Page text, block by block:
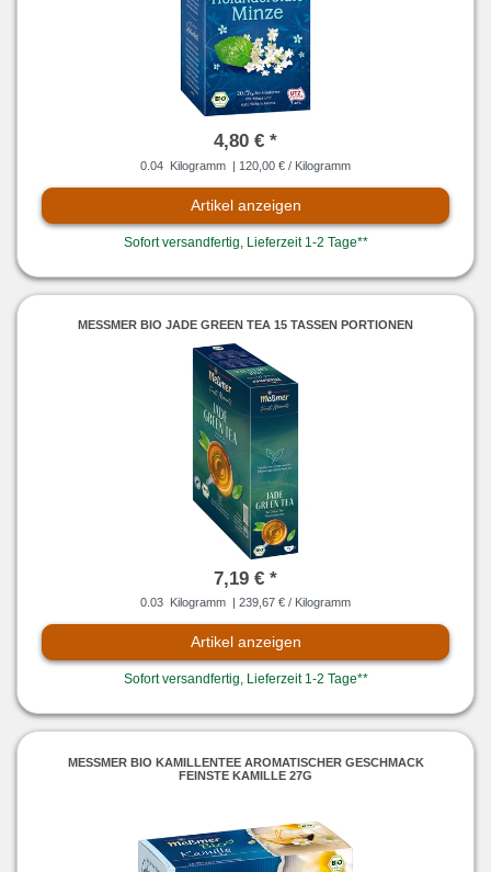
4,80 € *
0.04 Kilogramm | 120,00 € / Kilogramm
Artikel anzeigen
Sofort versandfertig, Lieferzeit 1-2 Tage**
MESSMER BIO JADE GREEN TEA 15 TASSEN PORTIONEN
7,19 € *
0.03 Kilogramm | 239,67 € / Kilogramm
Artikel anzeigen
Sofort versandfertig, Lieferzeit 1-2 Tage**
MESSMER BIO KAMILLENTEE AROMATISCHER GESCHMACK F
EINSTE KAMILLE 27G